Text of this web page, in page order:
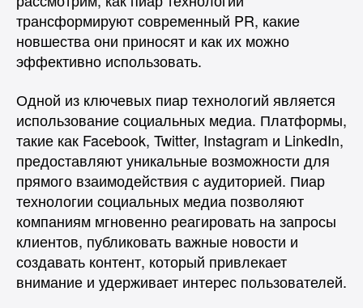
трансформируют современный PR, какие
новшества они приносят и как их можно
эффективно использовать.
Одной из ключевых пиар технологий является
использование социальных медиа. Платформы,
такие как Facebook, Twitter, Instagram и LinkedIn,
предоставляют уникальные возможности для
прямого взаимодействия с аудиторией. Пиар
технологии социальных медиа позволяют
компаниям мгновенно реагировать на запросы
клиентов, публиковать важные новости и
создавать контент, который привлекает
внимание и удерживает интерес пользователей.